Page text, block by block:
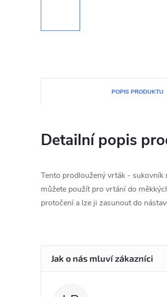
POPIS PRODUKTU
Detailní popis
Tento prodloužený vrták - sukovník
můžete použít pro vrtání do
protočení a lze ji zasunout do